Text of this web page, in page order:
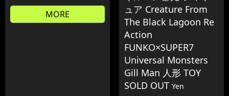
MORE
ュア Creature From
The Black Lagoon Re
Action
FUNKO×SUPER7
Universal Monsters
Gill Man 人形 TOY
SOLD OUT Yen